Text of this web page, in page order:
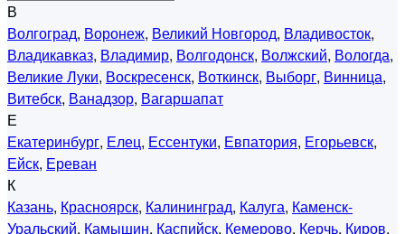
В
Волгоград, Воронеж, Великий Новгород, Владивосток,
Владикавказ, Владимир, Волгодонск, Волжский, Вологда,
Великие Луки, Воскресенск, Воткинск, Выборг, Винница,
Витебск, Ванадзор, Вагаршапат
Е
Екатеринбург, Елец, Ессентуки, Евпатория, Егорьевск,
Ейск, Ереван
К
Казань, Красноярск, Калининград, Калуга, Каменск-
Уральский, Камышин, Каспийск, Кемерово, Керчь, Киров,